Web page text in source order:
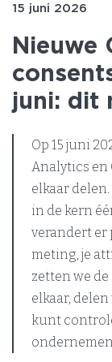
15 juni 2026
Nieuwe
juni: dit
Op 15 juni
Analytics en
elkaar
in de kern
verandert er
meting, je
zetten we
elkaar,
kunt